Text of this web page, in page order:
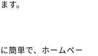
す。
簡単で、ホームペー